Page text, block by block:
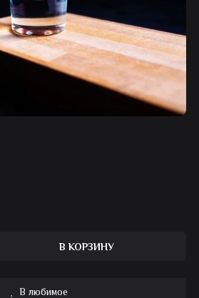
В КОРЗИНУ
В любимое